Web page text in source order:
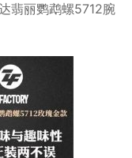
翡丽鹦鹉螺5712腕